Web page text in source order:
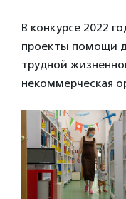
В конкурсе 2022
проекты помощи
трудной
некоммерческая